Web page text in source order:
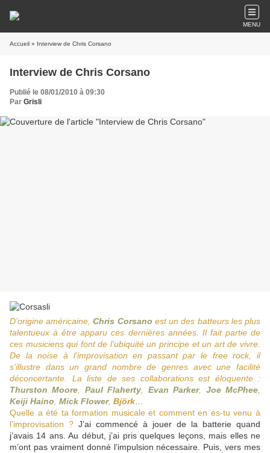
MENU
Accueil » Interview de Chris Corsano
Interview de Chris Corsano
Publié le 08/01/2010 à 09:30
Par Grisli
D’origine américaine,Chris Corsano est un des batteurs les plus
talentueux à être apparu ces dernières années. Il fait partie de
ces musiciens qui font de l’ubiquité un principe et un art de vivre.
De la noise à l’improvisation en passant par le free rock, il
s’illustre dans un grand nombre de genres avec une facilité
déconcertante. La liste de ses collaborations est éloquente :
Thurston Moore
Paul Flaherty Evan Parker, Joe McPhee
Keiji Haino Mick Flower, Björk…
Quelle a été ta formation musicale et comment en es-tu venu à
l’improvisation ? J’ai commencé à jouer de la batterie quand
j’avais 14 ans. Au début, j’ai pris quelques leçons, mais elles ne
m’ont pas vraiment donné l’impulsion nécessaire. Puis, vers mes